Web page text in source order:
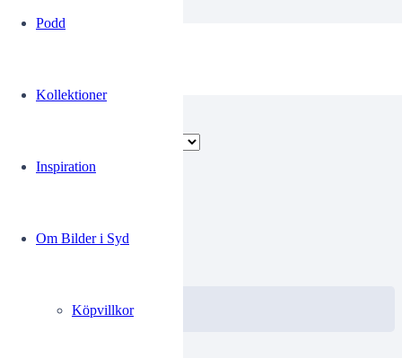
Podd
Kollektioner
Inspiration
Om Bilder i Syd
Köpvillkor
0.00kr
Välj alternativ